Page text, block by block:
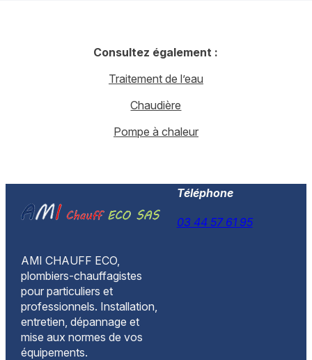
Consultez également :
Traitement de l’eau
Chaudière
Pompe à chaleur
AMI CHAUFF ECO,
plombiers-chauffagistes
pour particuliers et
professionnels. Installation,
entretien, dépannage et
mise aux normes de vos
équipements.
Téléphone
03 44 57 61 95